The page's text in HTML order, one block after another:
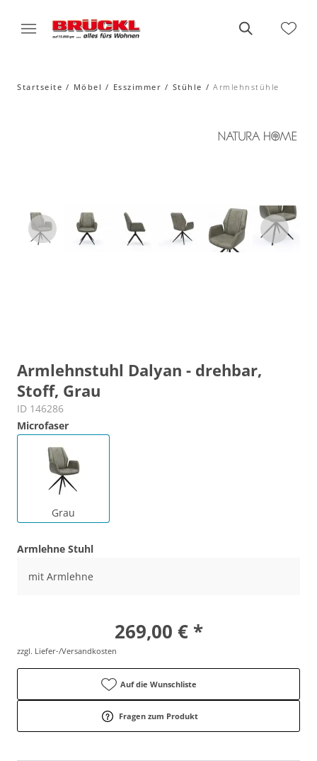
Startseite Möbel Esszimmer Stühle Armlehnstühle
Armlehnstuhl Dalyan - drehbar,
Stoff, Grau
ID 146286
Microfaser
Grau
Armlehne Stuhl
mit Armlehne
269,00 € *
zzgl. Liefer-/Versandkosten
Auf die Wunschliste
Fragen zum Produkt